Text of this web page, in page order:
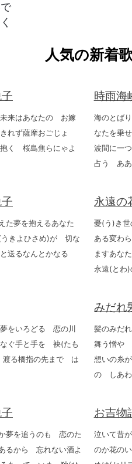
人気の新着
来はあなたの お嫁
れず薩摩おごじょ
く 桜島焦らにゃよ
時雨海
海のとば
なたを乗
波間に一
占う あ
た夢を抱えるあなた
きよひさめ)が 切な
送るなんとかなる
永遠の
憂(う)き
ある変わ
ますあな
永遠(とわ)
をいろどる 恋の川
ぐ手と手を 袂(たも
渡る橋指の先まで は
みだれ
髪のみだ
舞う憎や
想いの糸
の しあわ
夢を追うのも 恋のた
るから 忘れない酒よ
お吉物
泣いて昔
のか花の